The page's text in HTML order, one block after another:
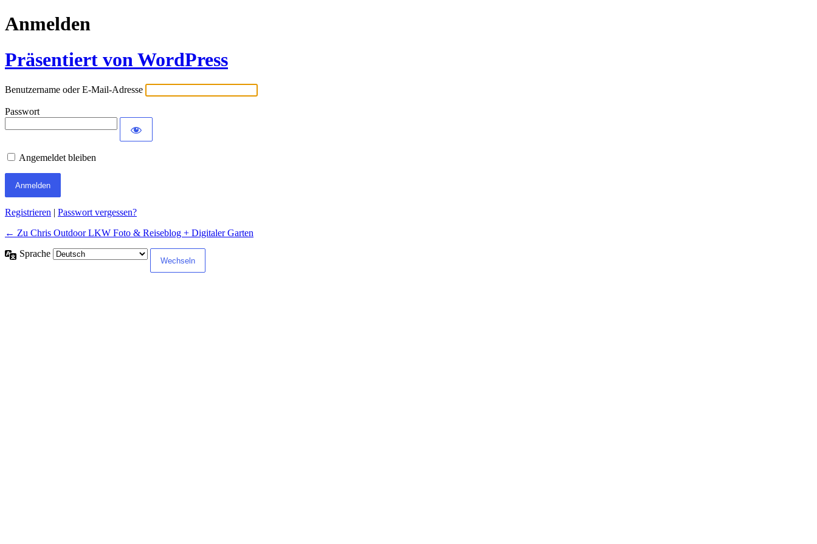
Anmelden
Präsentiert von WordPress
Benutzername oder E-Mail-Adresse
Passwort
Angemeldet bleiben
Alternative:
Registrieren | Passwort vergessen?
← Zu Chris Outdoor LKW Foto & Reiseblog + Digitaler Garten
Sprache